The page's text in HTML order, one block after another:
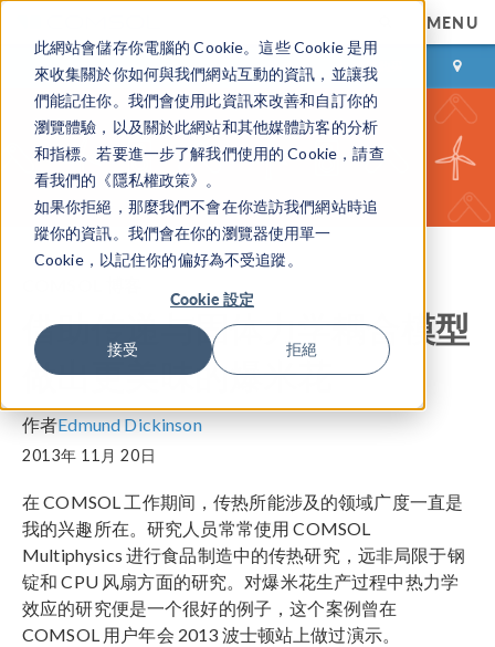
此網站會儲存你電腦的 Cookie。這些 Cookie 是用
來收集關於你如何與我們網站互動的資訊，並讓我
們能記住你。我們會使用此資訊來改善和自訂你的
瀏覽體驗，以及關於此網站和其他媒體訪客的分析
和指標。若要進一步了解我們使用的 Cookie，請查
看我們的《隱私權政策》。
如果你拒絕，那麼我們不會在你造訪我們網站時追
蹤你的資訊。我們會在你的瀏覽器使用單一
Cookie，以記住你的偏好為不受追蹤。
Cookie 設定
接受 拒絕
MENU
登录 咨询与购买
借助传递与固体力学耦合模型
做出更美味的爆米花
作者Edmund Dickinson
2013年 11月 20日
在 COMSOL 工作期间，传热所能涉及的领域广度一直是
我的兴趣所在。研究人员常常使用 COMSOL
Multiphysics 进行食品制造中的传热研究，远非局限于钢
锭和 CPU 风扇方面的研究。对爆米花生产过程中热力学
效应的研究便是一个很好的例子，这个案例曾在
COMSOL 用户年会 2013 波士顿站上做过演示。